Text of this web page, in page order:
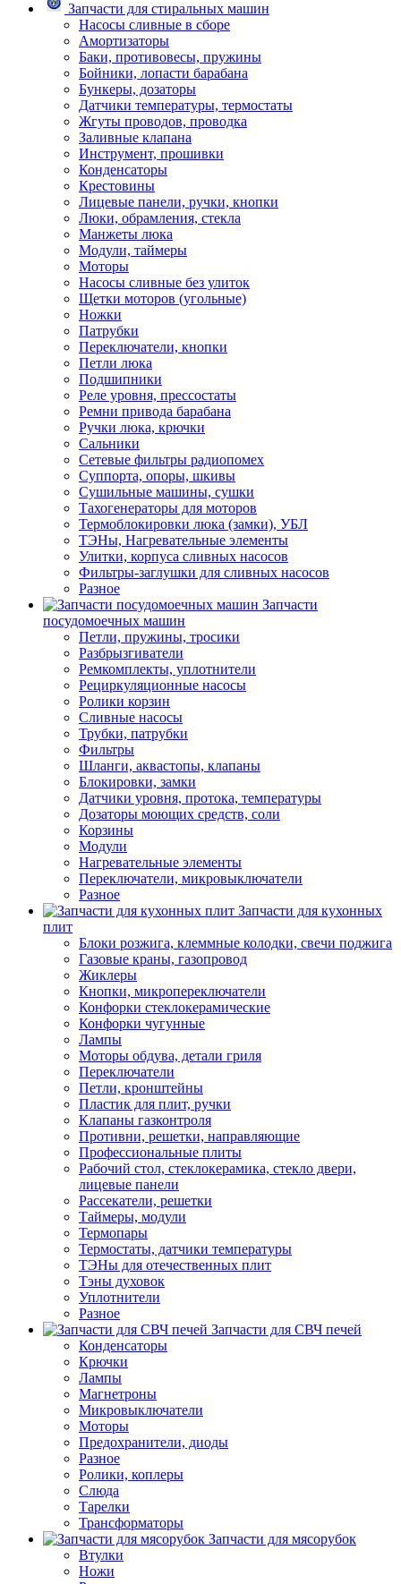
Запчасти для стиральных машин
Насосы сливные в сборе
Амортизаторы
Баки, противовесы, пружины
Бойники, лопасти барабана
Бункеры, дозаторы
Датчики температуры, термостаты
Жгуты проводов, проводка
Заливные клапана
Инструмент, прошивки
Конденсаторы
Крестовины
Лицевые панели, ручки, кнопки
Люки, обрамления, стекла
Манжеты люка
Модули, таймеры
Моторы
Насосы сливные без улиток
Щетки моторов (угольные)
Ножки
Патрубки
Переключатели, кнопки
Петли люка
Подшипники
Реле уровня, прессостаты
Ремни привода барабана
Ручки люка, крючки
Сальники
Сетевые фильтры радиопомех
Суппорта, опоры, шкивы
Сушильные машины, сушки
Тахогенераторы для моторов
Термоблокировки люка (замки), УБЛ
ТЭНы, Нагревательные элементы
Улитки, корпуса сливных насосов
Фильтры-заглушки для сливных насосов
Разное
Запчасти
посудомоечных машин
Петли, пружины, тросики
Разбрызгиватели
Ремкомплекты, уплотнители
Рециркуляционные насосы
Ролики корзин
Сливные насосы
Трубки, патрубки
Фильтры
Шланги, аквастопы, клапаны
Блокировки, замки
Датчики уровня, протока, температуры
Дозаторы моющих средств, соли
Корзины
Модули
Нагревательные элементы
Переключатели, микровыключатели
Разное
Запчасти для кухонных
плит
Блоки розжига, клеммные колодки, свечи поджига
Газовые краны, газопровод
Жиклеры
Кнопки, микропереключатели
Конфорки стеклокерамические
Конфорки чугунные
Лампы
Моторы обдува, детали гриля
Переключатели
Петли, кронштейны
Пластик для плит, ручки
Клапаны газконтроля
Противни, решетки, направляющие
Профессиональные плиты
Рабочий стол, стеклокерамика, стекло двери,
лицевые панели
Рассекатели, решетки
Таймеры, модули
Термопары
Термостаты, датчики температуры
ТЭНы для отечественных плит
Тэны духовок
Уплотнители
Разное
Запчасти для СВЧ печей
Конденсаторы
Крючки
Лампы
Магнетроны
Микровыключатели
Моторы
Предохранители, диоды
Разное
Ролики, коплеры
Слюда
Тарелки
Трансформаторы
Запчасти для мясорубок
Втулки
Ножи